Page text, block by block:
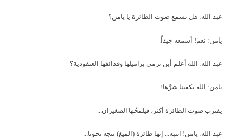
عبد الله: هل تسمع صوت الطائرة يا يامن؟
يامن: نعم! أسمعه جيداً.
عبد الله: الله أعلم أين ترمي براميلها وقذائفها العنقودية؟
يامن: الله يكفينا شرَّها!
يقترب صوت الطائرة أكثر، فيلمحُها الصغيران...
عبد الله: يامن! انتبه... إنها طائرة (الميغ) تتجه نحونا...